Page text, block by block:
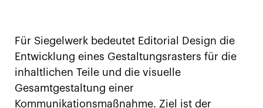
Für Siegelwerk bedeutet Editorial Design die
Entwicklung eines Gestaltungsrasters für die
inhaltlichen Teile und die visuelle
Gesamtgestaltung einer
Kommunikationsmaßnahme. Ziel ist der